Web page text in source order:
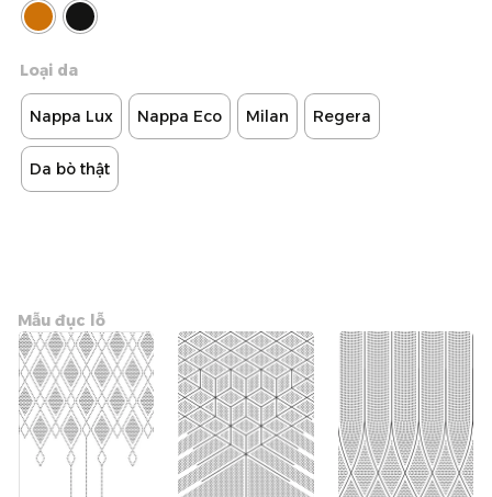
Loại da
Nappa Lux Nappa Eco Milan Regera
Da bò thật
Mẫu đục lỗ